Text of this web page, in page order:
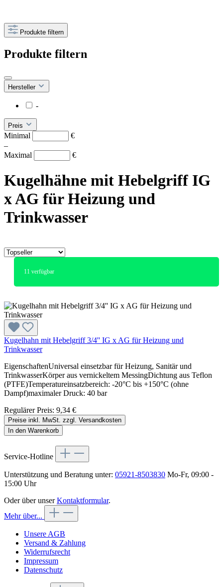
Produkte filtern
Produkte filtern
Hersteller
-
Preis
Minimal
€
–
Maximal
€
Kugelhähne mit Hebelgriff IG
x AG für Heizung und
Trinkwasser
11 verfügbar
Kugelhahn mit Hebelgriff 3/4'' IG x AG für Heizung und
Trinkwasser
EigenschaftenUniversal einsetzbar für Heizung, Sanitär und
TrinkwasserKörper aus vernickeltem MessingDichtung aus Teflon
(PTFE)Temperatureinsatzbereich: -20°C bis +150°C (ohne
Dampf)maximaler Druck: 40 bar
Regulärer Preis: 9,34 €
Preise inkl. MwSt. zzgl. Versandkosten
In den Warenkorb
Service-Hotline
Unterstützung und Beratung unter: 05921-8503830 Mo-Fr, 09:00 -
15:00 Uhr
Oder über unserKontaktformular.
Mehr über...
Unsere AGB
Versand & Zahlung
Widerrufsrecht
Impressum
Datenschutz